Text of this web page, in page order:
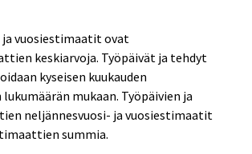
ja vuosiestimaatit ovat
keskiarvoja. Työpäivät ja tehdyt
kyseisen kuukauden
mukaan. Työpäivien ja
neljännesvuosi- ja vuosiestimaatit
summia.